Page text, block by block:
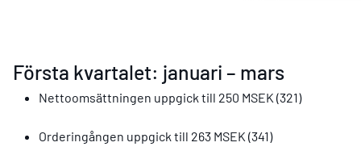
Första kvartalet: januari – mars
Nettoomsättningen uppgick till 250 MSEK (321)
Orderingången uppgick till 263 MSEK (341)